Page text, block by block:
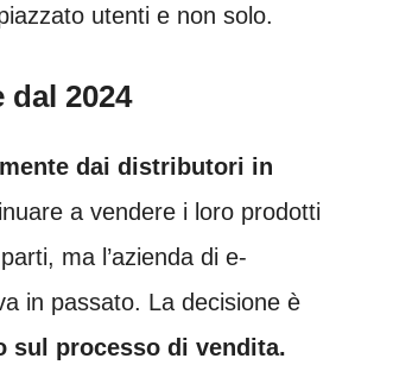
utenti e non solo.
2024
dai distributori in
a vendere i loro prodotti
ma l’azienda di e-
in passato. La decisione è
sul processo di vendita.